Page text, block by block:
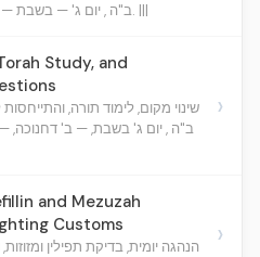
ב"ה , יום ג' — בשבת — , ב' דחנוכה, ה'תשל"ב. ברוקלין, נ.י. |||
Study, and
שינוי מקום, לימוד תורה,
ב"ה , יום ג' בשבת, — ב' דחנוכה,
›
and Mezuzah
Customs
הנהגה יומית, בדיקת תפילין
›